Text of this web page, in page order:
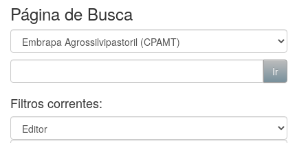
Página de Busca
Filtros correntes: